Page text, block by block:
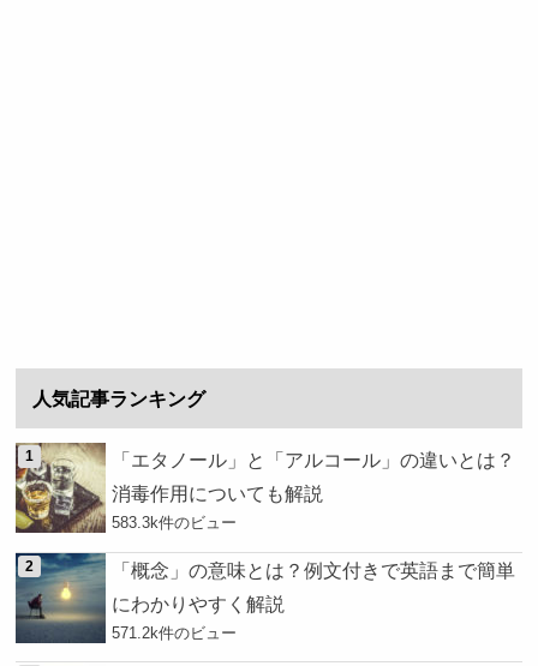
人気記事ランキング
「エタノール」と「アルコール」の違いとは？
消毒作用についても解説
583.3k件のビュー
「概念」の意味とは？例文付きで英語まで簡単
にわかりやすく解説
571.2k件のビュー